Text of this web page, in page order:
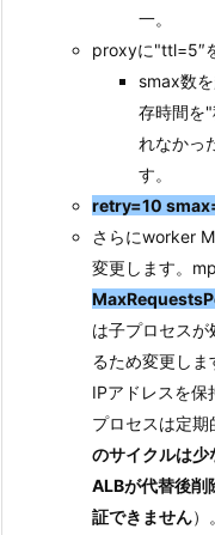
一。
proxyに"ttl=5″
smax数
存時間を
れなかっ
す。
retry=10
さらにworker
変更します。
は子プロセス
るため変更し
IPアドレスを保
プロセスは定
のサイクルは少
ALBが代替後削
証できません）